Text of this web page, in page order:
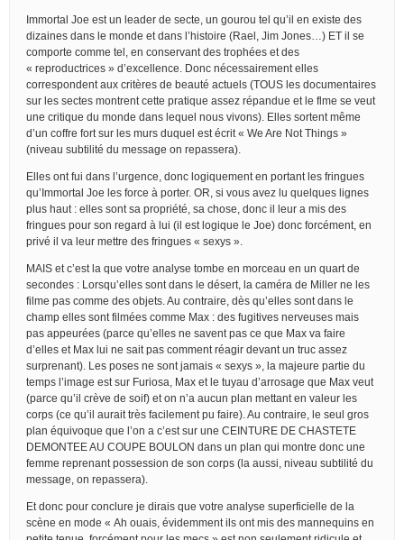
Immortal Joe est un leader de secte, un gourou tel qu’il en existe des
dizaines dans le monde et dans l’histoire (Rael, Jim Jones…) ET il se
comporte comme tel, en conservant des trophées et des
« reproductrices » d’excellence. Donc nécessairement elles
correspondent aux critères de beauté actuels (TOUS les documentaires
sur les sectes montrent cette pratique assez répandue et le flme se veut
une critique du monde dans lequel nous vivons). Elles sortent même
d’un coffre fort sur les murs duquel est écrit « We Are Not Things »
(niveau subtilité du message on repassera).
Elles ont fui dans l’urgence, donc logiquement en portant les fringues
qu’Immortal Joe les force à porter. OR, si vous avez lu quelques lignes
plus haut : elles sont sa propriété, sa chose, donc il leur a mis des
fringues pour son regard à lui (il est logique le Joe) donc forcément, en
privé il va leur mettre des fringues « sexys ».
MAIS et c’est la que votre analyse tombe en morceau en un quart de
secondes : Lorsqu’elles sont dans le désert, la caméra de Miller ne les
filme pas comme des objets. Au contraire, dès qu’elles sont dans le
champ elles sont filmées comme Max : des fugitives nerveuses mais
pas appeurées (parce qu’elles ne savent pas ce que Max va faire
d’elles et Max lui ne sait pas comment réagir devant un truc assez
surprenant). Les poses ne sont jamais « sexys », la majeure partie du
temps l’image est sur Furiosa, Max et le tuyau d’arrosage que Max veut
(parce qu’il crève de soif) et on n’a aucun plan mettant en valeur les
corps (ce qu’il aurait très facilement pu faire). Au contraire, le seul gros
plan équivoque que l’on a c’est sur une CEINTURE DE CHASTETE
DEMONTEE AU COUPE BOULON dans un plan qui montre donc une
femme reprenant possession de son corps (la aussi, niveau subtilité du
message, on repassera).
Et donc pour conclure je dirais que votre analyse superficielle de la
scène en mode « Ah ouais, évidemment ils ont mis des mannequins en